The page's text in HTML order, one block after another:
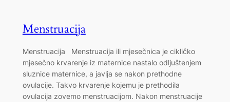
Menstruacija
Menstruacija Menstruacija ili mjesečnica je cikličko
mjesečno krvarenje iz maternice nastalo odljuštenjem
sluznice maternice, a javlja se nakon prethodne
ovulacije. Takvo krvarenje kojemu je prethodila
ovulacija zovemo menstruacijom. Nakon menstruacije